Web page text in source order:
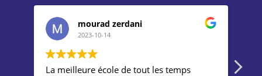
mourad zerdani
2023-10-14
La meilleure école de tout les temps